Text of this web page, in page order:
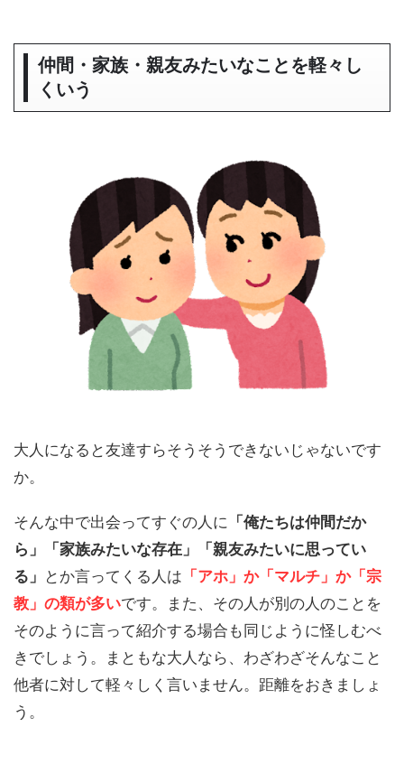
仲間・家族・親友みたいなことを軽々し
くいう
大人になると友達すらそうそうできないじゃないです
か。
そんな中で出会ってすぐの人に 「俺たちは仲間だか
ら」「家族みたいな存在」「親友みたいに思ってい
る」 とか言ってくる人は 「アホ」か「マルチ」か「宗
教」の類が多いです。また、その人が別の人のことを
そのように言って紹介する場合も同じように怪しむべ
きでしょう。まともな大人なら、わざわざそんなこと
他者に対して軽々しく言いません。距離をおきましょ
う。